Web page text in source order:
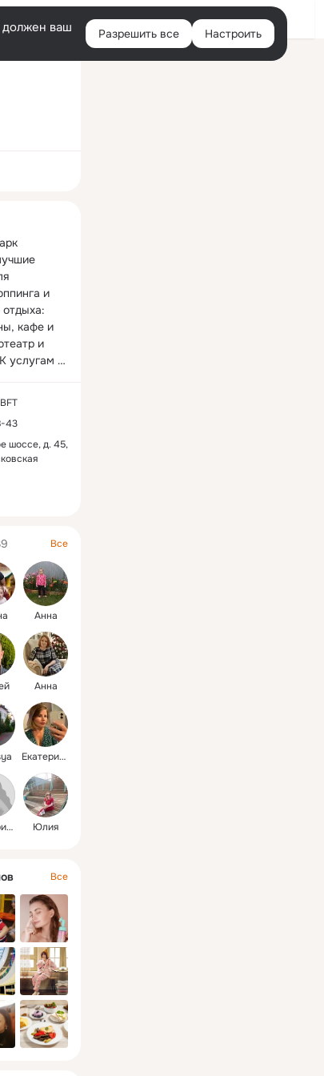
Войти
должен ваш
Разрешить все Настроить
и
отдыха:
кафе и
и
услугам
2 часа
клуб.
43
шоссе, д. 45,
Все
Анна
Анна
Екатерина
Екатерина Юлия
Все